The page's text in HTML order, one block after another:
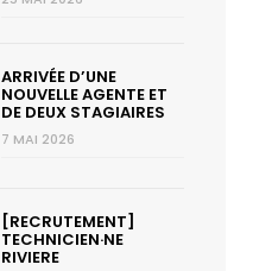
ARRIVÉE D’UNE
NOUVELLE AGENTE ET
DE DEUX STAGIAIRES
7 MAI 2026
[RECRUTEMENT]
TECHNICIEN·NE
RIVIERE